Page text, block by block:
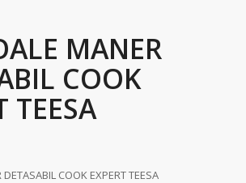
MANER
COOK
TEESA
COOK EXPERT TEESA